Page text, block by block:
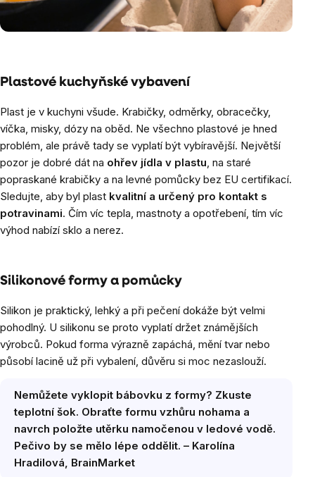
Plastové kuchyňské vybavení
Plast je v kuchyni všude. Krabičky, odměrky, obracečky,
víčka, misky, dózy na oběd. Ne všechno plastové je hned
problém, ale právě tady se vyplatí být vybíravější. Největší
pozor je dobré dát na ohřev jídla v plastu, na staré
popraskané krabičky a na levné pomůcky bez EU certifikací.
Sledujte, aby byl plast kvalitní a určený pro kontakt s
potravinami. Čím víc tepla, mastnoty a opotřebení, tím víc
výhod nabízí sklo a nerez.
Silikonové formy a pomůcky
Silikon je praktický, lehký a při pečení dokáže být velmi
pohodlný. U silikonu se proto vyplatí držet známějších
výrobců. Pokud forma výrazně zapáchá, mění tvar nebo
působí lacině už při vybalení, důvěru si moc nezaslouží.
Nemůžete vyklopit bábovku z formy? Zkuste
teplotní šok. Obraťte formu vzhůru nohama a
navrch položte utěrku namočenou v ledové vodě.
Pečivo by se mělo lépe oddělit. – Karolína
Hradilová, BrainMarket